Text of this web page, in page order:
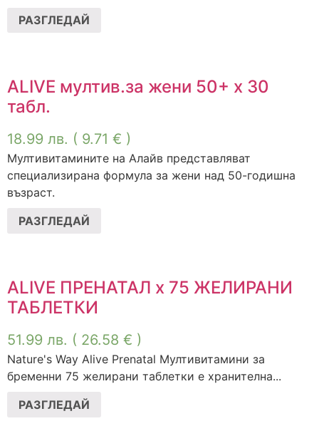
РАЗГЛЕДАЙ
ALIVE мултив.за жени 50+ х 30
табл.
18.99 лв. ( 9.71 € )
Мултивитамините на Алайв представляват
специализирана формула за жени над 50-годишна
възраст.
РАЗГЛЕДАЙ
ALIVE ПРЕНАТАЛ х 75 ЖЕЛИРАНИ
ТАБЛЕТКИ
51.99 лв. ( 26.58 € )
Nature's Way Alive Prenatal Mултивитамини за
бременни 75 желирани таблетки е хранителна...
РАЗГЛЕДАЙ